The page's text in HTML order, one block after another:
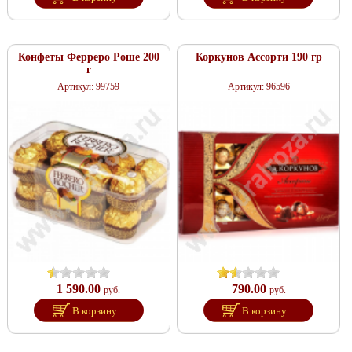
Конфеты Ферреро Роше 200
г
Артикул: 99759
1 590.00 руб.
В корзину
Коркунов Ассорти 190 гр
Артикул: 96596
790.00 руб.
В корзину